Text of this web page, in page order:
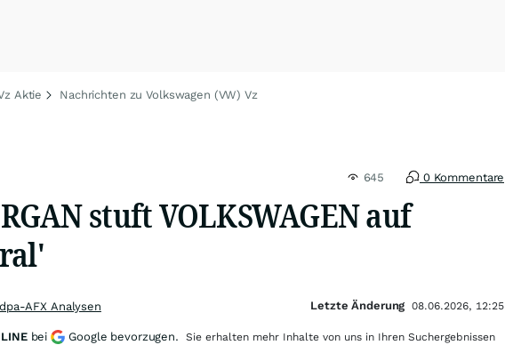
Aktie Nachrichten zu Volkswagen (VW) Vz
645 0 Kommentare
stuft VOLKSWAGEN auf
dpa-AFX Analysen Letzte Änderung 08.06.2026, 12:25
bei Google bevorzugen. Sie erhalten mehr Inhalte von uns in Ihren Suchergebnissen